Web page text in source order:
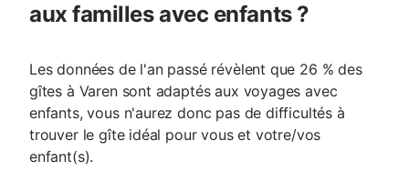
aux familles avec enfants ?
Les données de l'an passé révèlent que 26 % des
gîtes à Varen sont adaptés aux voyages avec
enfants, vous n'aurez donc pas de difficultés à
trouver le gîte idéal pour vous et votre/vos
enfant(s).